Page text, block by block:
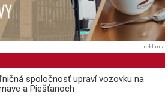
reklama
spoločnosť upraví vozovku na
a Piešťanoch